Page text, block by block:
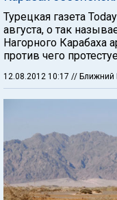
Турецкая газета
августа, о так
Нагорного Карабаха
против чего
12.08.2012 10:17 // Ближний